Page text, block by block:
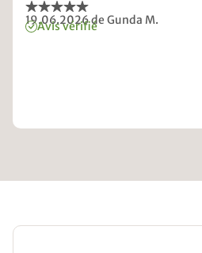
19.06.2026de Gunda M.
Avis vérifié